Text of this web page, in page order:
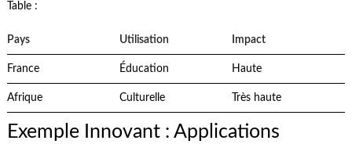
Table :
Pays Utilisation Impact
France Éducation Haute
Afrique Culturelle Très haute
Exemple Innovant : Applications